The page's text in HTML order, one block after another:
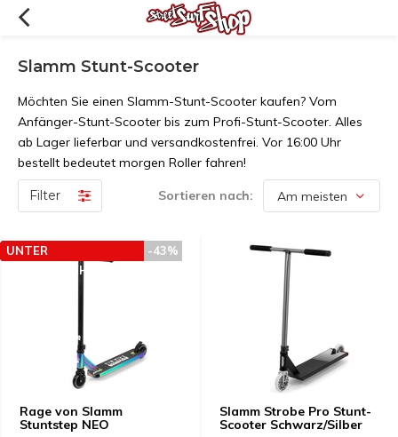
Slamm Stunt-Scooter
Möchten Sie einen Slamm-Stunt-Scooter kaufen? Vom
Anfänger-Stunt-Scooter bis zum Profi-Stunt-Scooter. Alles
ab Lager lieferbar und versandkostenfrei. Vor 16:00 Uhr
bestellt bedeutet morgen Roller fahren!
Filter Sortieren nach:
Rage von Slamm
Stuntstep NEO
-43%
UNTER
PREISEMPFEHLUNG
Slamm Strobe Pro Stunt-
Scooter Schwarz/Silber